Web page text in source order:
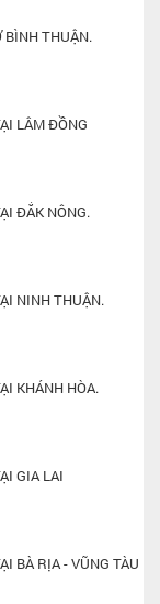
BÌNH THUẬN.
LÂM ĐỒNG
ĐẮK NÔNG.
NINH THUẬN.
KHÁNH HÒA.
GIA LAI
BÀ RỊA - VŨNG TÀU